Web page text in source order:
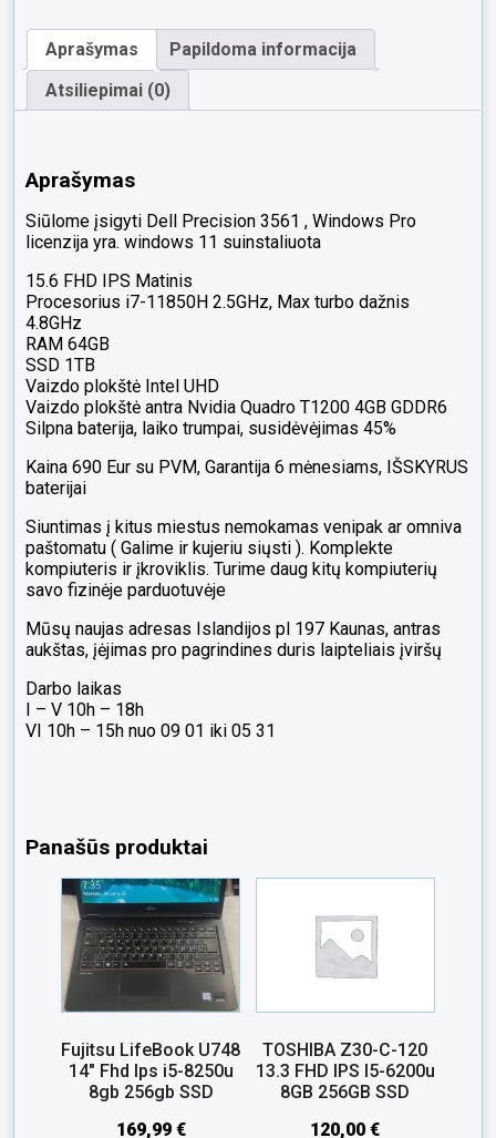
i7-
11850H
64GB
1TB
SSD
T1200
45%
Aprašymas
Papildoma informacija
Atsiliepimai (0)
Aprašymas
Siūlome įsigyti Dell Precision 3561 , Windows Pro
licenzija yra. windows 11 suinstaliuota
15.6 FHD IPS Matinis
Procesorius i7-11850H 2.5GHz, Max turbo dažnis
4.8GHz
RAM 64GB
SSD 1TB
Vaizdo plokštė Intel UHD
Vaizdo plokštė antra Nvidia Quadro T1200 4GB GDDR6
Silpna baterija, laiko trumpai, susidėvėjimas 45%
Kaina 690 Eur su PVM, Garantija 6 mėnesiams, IŠSKYRUS
baterijai
Siuntimas į kitus miestus nemokamas venipak ar omniva
paštomatu ( Galime ir kujeriu siųsti ). Komplekte
kompiuteris ir įkroviklis. Turime daug kitų kompiuterių
savo fizinėje parduotuvėje
Mūsų naujas adresas Islandijos pl 197 Kaunas, antras
aukštas, įėjimas pro pagrindines duris laipteliais įviršų
Darbo laikas
I – V 10h – 18h
VI 10h – 15h nuo 09 01 iki 05 31
Panašūs produktai
Fujitsu LifeBook U748
14″ Fhd Ips i5-8250u
8gb 256gb SSD
169,99 €
TOSHIBA Z30-C-120
13.3 FHD IPS I5-6200u
8GB 256GB SSD
120,00€